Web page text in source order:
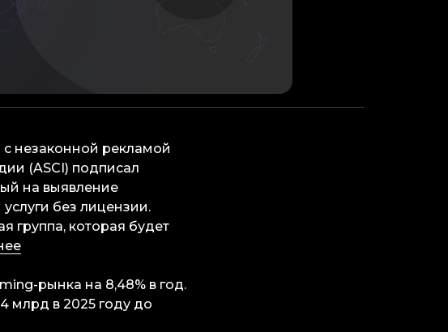
незаконной рекламой
(ASCI) подписал
на выявление
без лицензии.
группа, которая будет
рынка на 8,48% в год.
млрд в 2025 году до